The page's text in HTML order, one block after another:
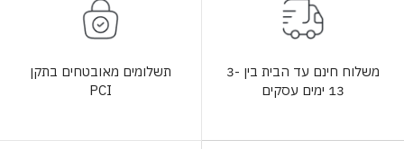
משלוח חינם עד הבית בין 3-
13 ימים עסקים
תשלומים מאובטחים בתקן
PCI